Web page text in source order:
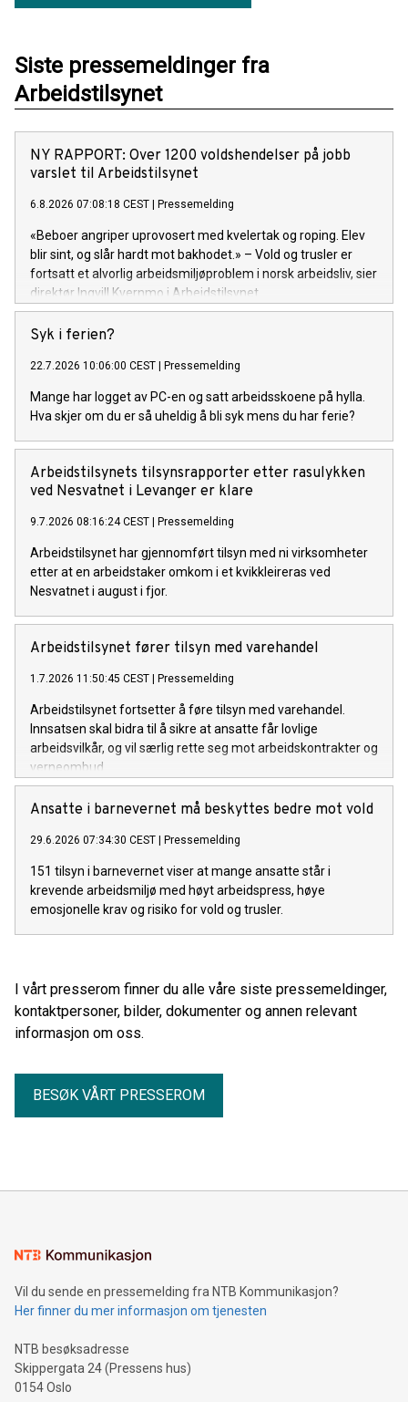
Siste pressemeldinger fra
Arbeidstilsynet
NY RAPPORT: Over 1200 voldshendelser på jobb
varslet til Arbeidstilsynet
6.8.2026 07:08:18 CEST Pressemelding
«Beboer angriper uprovosert med kvelertak og roping. Elev
blir sint, og slår hardt mot bakhodet.» – Vold og trusler er
fortsatt et alvorlig arbeidsmiljøproblem i norsk arbeidsliv, sier
direktør Ingvill Kvernmo i Arbeidstilsynet.
Syk i ferien?
22.7.2026 10:06:00 CEST Pressemelding
Mange har logget av PC-en og satt arbeidsskoene på hylla.
Hva skjer om du er så uheldig å bli syk mens du har ferie?
Arbeidstilsynets tilsynsrapporter etter rasulykken
ved Nesvatnet i Levanger er klare
9.7.2026 08:16:24 CEST Pressemelding
Arbeidstilsynet har gjennomført tilsyn med ni virksomheter
etter at en arbeidstaker omkom i et kvikkleireras ved
Nesvatnet i august i fjor.
Arbeidstilsynet fører tilsyn med varehandel
1.7.2026 11:50:45 CEST Pressemelding
Arbeidstilsynet fortsetter å føre tilsyn med varehandel.
Innsatsen skal bidra til å sikre at ansatte får lovlige
arbeidsvilkår, og vil særlig rette seg mot arbeidskontrakter og
verneombud.
Ansatte i barnevernet må beskyttes bedre mot vold
29.6.2026 07:34:30 CEST Pressemelding
151 tilsyn i barnevernet viser at mange ansatte står i
krevende arbeidsmiljø med høyt arbeidspress, høye
emosjonelle krav og risiko for vold og trusler.
I vårt presserom finner du alle våre siste pressemeldinger,
kontaktpersoner, bilder, dokumenter og annen relevant
informasjon om oss.
BESØK VÅRT PRESSEROM
Vil du sende en pressemelding fra NTB Kommunikasjon?
Her finner du mer informasjon om tjenesten
NTB besøksadresse
Skippergata 24 (Pressens hus)
0154 Oslo